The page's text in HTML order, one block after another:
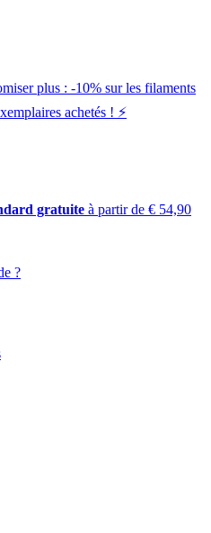
plus : -10% sur les filaments
achetés ! ⚡️
gratuite à partir de € 54,90
?